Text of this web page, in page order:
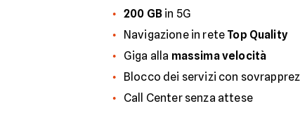
200 GBin 5G
Navigazione in rete Top Quality
Giga alla massima velocità
Blocco dei servizi con
Call Center senza attese